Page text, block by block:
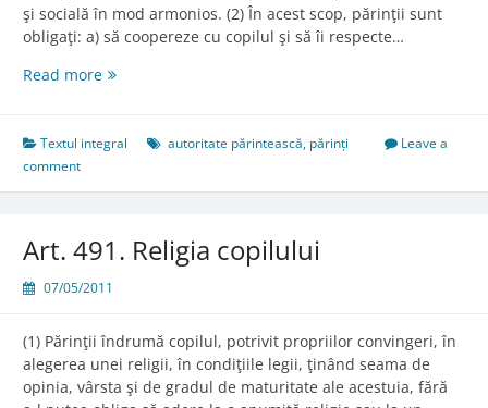
şi socială în mod armonios. (2) În acest scop, părinţii sunt
obligaţi: a) să coopereze cu copilul şi să îi respecte…
Read moreArt.
specifice
Textul integral autoritate părintească, părinți
Leave a
comment
Art. 491. Religia copilului
07/05/2011
(1) Părinţii îndrumă copilul, potrivit propriilor convingeri, în
alegerea unei religii, în condiţiile legii, ţinând seama de
opinia, vârsta şi de gradul de maturitate ale acestuia, fără